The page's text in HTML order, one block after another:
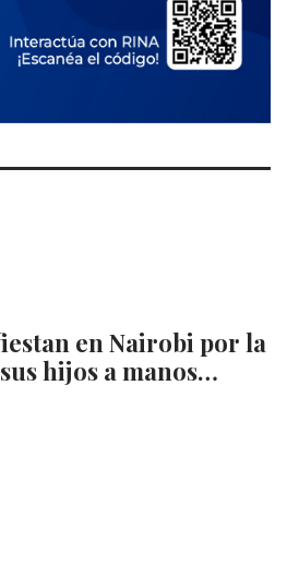
en Nairobi por la
hijos a manos…